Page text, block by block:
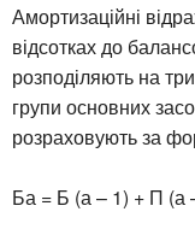
Амортизаційні
відсотках до
розподіляють на
групи основних
розраховують за
Ба = Б (а – 1) + П (а